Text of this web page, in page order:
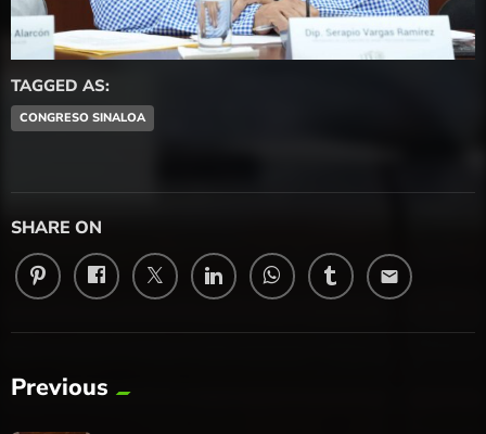
TAGGED AS:
CONGRESO SINALOA
SHARE ON
email
Previous